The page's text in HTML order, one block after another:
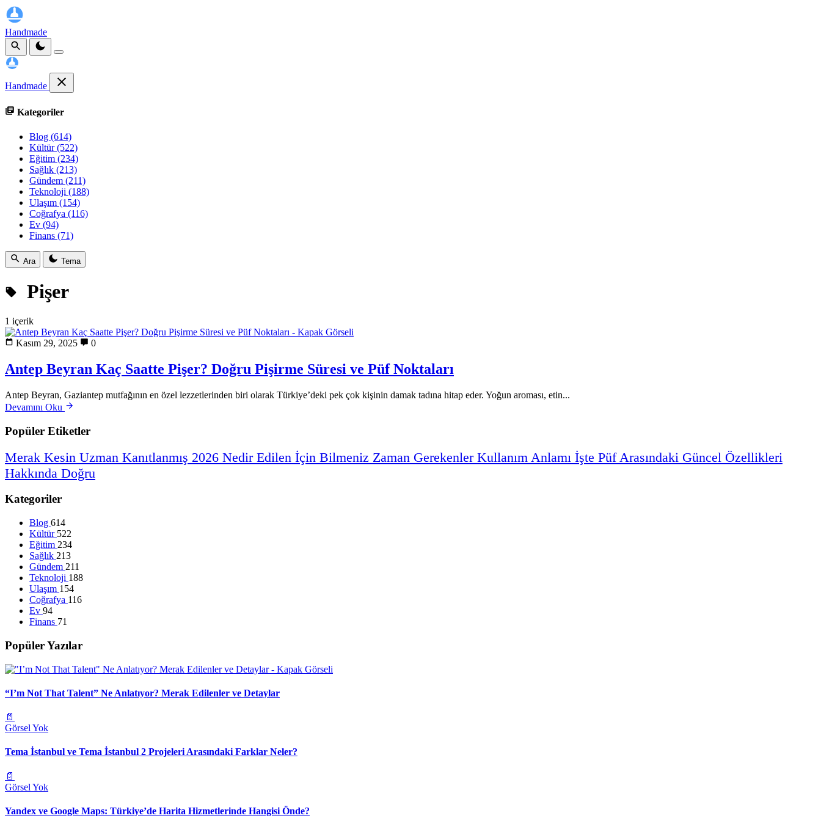
Handmade
Handmade
Kategoriler
Blog (614)
Kültür(522)
Eğitim (234)
Sağlık (213)
Gündem (211)
Teknoloji (188)
Ulaşım (154)
Coğrafya (116)
Ev (94)
Finans (71)
Ara Tema
Pişer
1 içerik
Kasım 29, 2025 0
Antep Beyran Kaç Saatte Pişer? Doğru Pişirme Süresi ve Püf Noktaları
Antep Beyran, Gaziantep mutfağının en özel lezzetlerinden biri olarak Türkiye’deki pek çok kişinin damak tadına hitap eder. Yoğun aroması, etin...
Devamını Oku
Popüler Etiketler
Merak Kesin Uzman Kanıtlanmış 2026 Nedir Edilen İçin Bilmeniz Zaman Gerekenler Kullanım Anlamı İşte Püf Arasındaki Güncel Özellikleri
Hakkında Doğru
Kategoriler
Blog 614
Kültür 522
Eğitim 234
Sağlık 213
Gündem 211
Teknoloji 188
Ulaşım 154
Coğrafya 116
Ev 94
Finans 71
Popüler Yazılar
“I’m Not That Talent” Ne Anlatıyor? Merak Edilenler ve Detaylar
📄
Görsel Yok
Tema İstanbul ve Tema İstanbul 2 Projeleri Arasındaki Farklar Neler?
📄
Görsel Yok
Yandex ve Google Maps: Türkiye’de Harita Hizmetlerinde Hangisi Önde?